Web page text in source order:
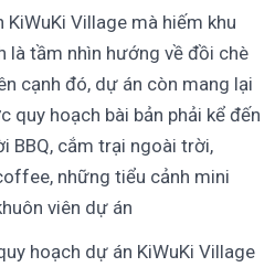
Village mà hiếm khu
là tầm nhìn hướng về đồi chè
cạnh đó, dự án còn mang lại
quy hoạch bài bản phải kể đến
BBQ, cắm trại ngoài trời,
những tiểu cảnh mini
viên dự án
hoạch dự án KiWuKi Village